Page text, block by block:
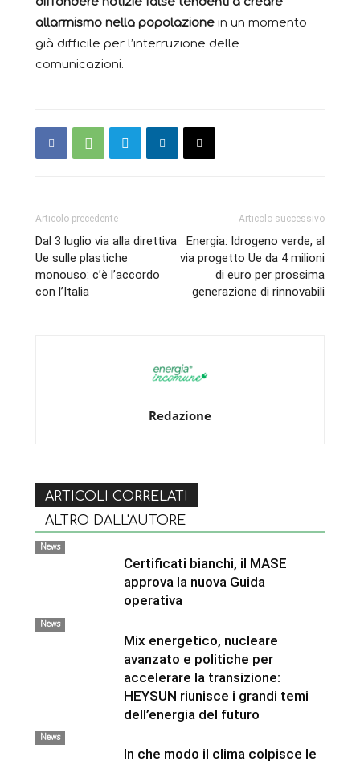
allarmismo nella popolazione in un momento
già difficile per l’interruzione delle
comunicazioni.
Articolo precedente
Dal 3 luglio via alla direttiva
Ue sulle plastiche
monouso: c’è l’accordo
con l’Italia
Articolo successivo
Energia: Idrogeno verde, al
via progetto Ue da 4 milioni
di euro per prossima
generazione di rinnovabili
Redazione
ARTICOLI CORRELATI
ALTRO DALL'AUTORE
News
Certificati bianchi, il MASE
approva la nuova Guida
operativa
News
Mix energetico, nucleare
avanzato e politiche per
accelerare la transizione:
HEYSUN riunisce i grandi temi
dell’energia del futuro
News
In che modo il clima colpisce le